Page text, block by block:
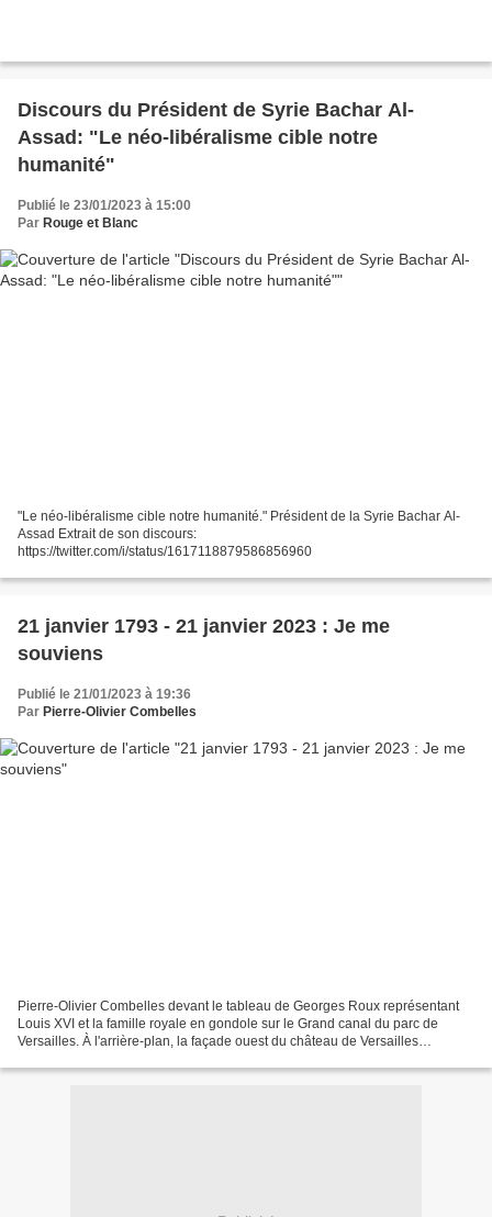
Discours du Président de Syrie Bachar Al-
Assad: "Le néo-libéralisme cible notre
humanité"
Publié le 23/01/2023 à 15:00
Par Rouge et Blanc
"Le néo-libéralisme cible notre humanité." Président de la Syrie Bachar Al-
Assad Extrait de son discours:
https://twitter.com/i/status/1617118879586856960
21 janvier 1793 - 21 janvier 2023 : Je me
souviens
Publié le 21/01/2023 à 19:36
Par Pierre-Olivier Combelles
Pierre-Olivier Combelles devant le tableau de Georges Roux représentant
Louis XVI et la famille royale en gondole sur le Grand canal du parc de
Versailles. À l'arrière-plan, la façade ouest du château de Versailles